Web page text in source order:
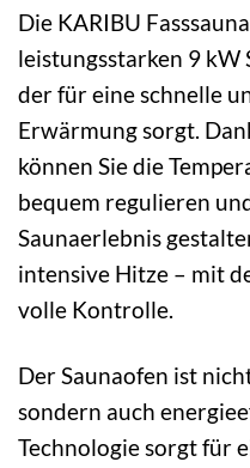
Die KARIBU
leistungsstarken 9 kW
der für eine schnelle
Erwärmung sorgt.
können Sie die
bequem regulieren
Saunaerlebnis
intensive Hitze – mit
volle Kontrolle.
Der Saunaofen ist
sondern auch
Technologie sorgt für